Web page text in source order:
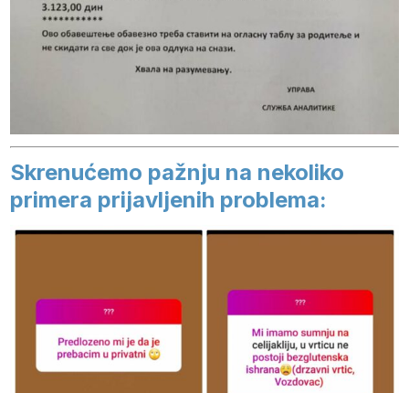
Skrenućemo pažnju na nekoliko
primera prijavljenih problema: